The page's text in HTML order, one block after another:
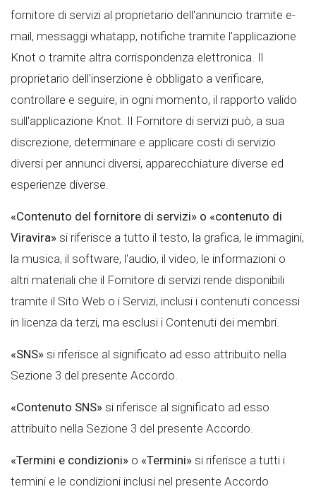
fornitore di servizi al proprietario dell'annuncio tramite e-
mail, messaggi whatapp, notifiche tramite l'applicazione
Knot o tramite altra corrispondenza elettronica. Il
proprietario dell'inserzione è obbligato a verificare,
controllare e seguire, in ogni momento, il rapporto valido
sull'applicazione Knot. Il Fornitore di servizi può, a sua
discrezione, determinare e applicare costi di servizio
diversi per annunci diversi, apparecchiature diverse ed
esperienze diverse.
«Contenuto del fornitore di servizi» o «contenuto di
Viravira» si riferisce a tutto il testo, la grafica, le immagini,
la musica, il software, l'audio, il video, le informazioni o
altri materiali che il Fornitore di servizi rende disponibili
tramite il Sito Web o i Servizi, inclusi i contenuti concessi
in licenza da terzi, ma esclusi i Contenuti dei membri.
«SNS» si riferisce al significato ad esso attribuito nella
Sezione 3 del presente Accordo.
«Contenuto SNS» si riferisce al significato ad esso
attribuito nella Sezione 3 del presente Accordo.
«Termini e condizioni» o «Termini» si riferisce a tutti i
termini e le condizioni inclusi nel presente Accordo